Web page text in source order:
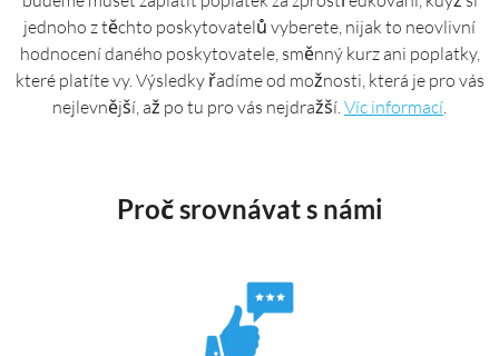
jednoho z těchto poskytovatelů vyberete, nijak to neovlivní
hodnocení daného poskytovatele, směnný kurz ani poplatky,
které platíte vy. Výsledky řadíme od možnosti, která je pro vás
nejlevnější, až po tu pro vás nejdražší. Víc informací
Proč srovnávat s námi